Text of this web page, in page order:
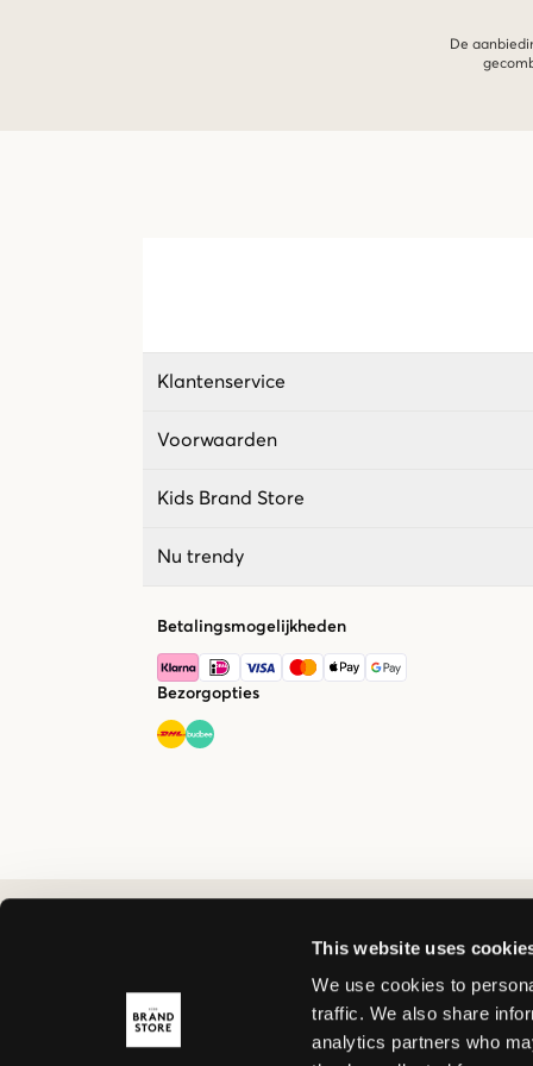
This website uses
We use cookies to
traffic. We also share
analytics partners who
De
Klantenservice
Voorwaarden
Kids Brand Store
Nu trendy
Betalingsmogelijkheden
Bezorgopties